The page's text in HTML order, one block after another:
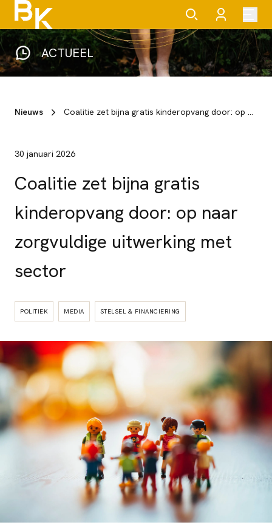
ACTUEEL
Nieuws Coalitie zet bijna gratis kinderopvang door: op naar zorgvuldige uitwerking met sector
30 januari 2026
Coalitie zet bijna gratis
kinderopvang door: op naar
zorgvuldige uitwerking met
sector
POLITIEK MEDIA STELSEL & FINANCIERING